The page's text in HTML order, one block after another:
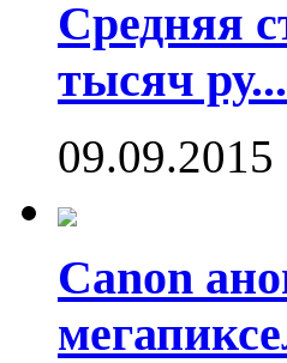
Средняя
тысяч ру...
09.09.2015
Canon